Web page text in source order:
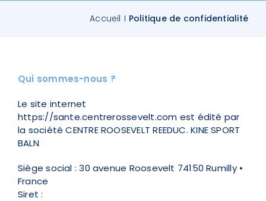
Accueil Politique de confidentialité
Qui sommes-nous ?
Le site internet
https://sante.centrerossevelt.com est édité par
la société CENTRE ROOSEVELT REEDUC. KINE SPORT
BALN
Siège social : 30 avenue Roosevelt 74150 Rumilly •
France
Siret :